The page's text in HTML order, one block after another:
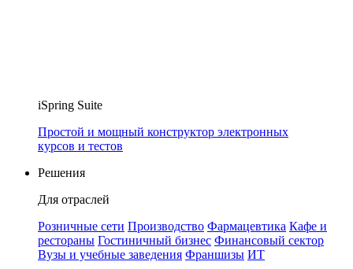
iSpring Suite
Простой и мощный конструктор электронных
курсов и тестов
Решения
Для отраслей
Розничные сети Производство Фармацевтика Кафе и
рестораны Гостиничный бизнес Финансовый сектор
Вузы и учебные заведения Франшизы ИТ